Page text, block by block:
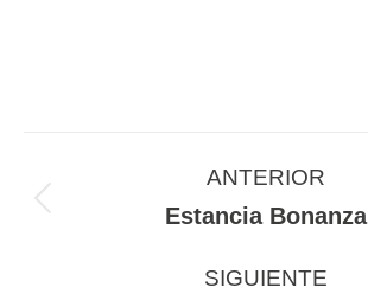
proyectos
ANTERIOR
Proyecto
Estancia Bonanza
SIGUIENTE